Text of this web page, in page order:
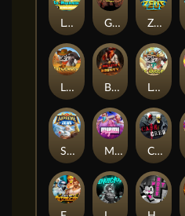
BULLETS AND BOUNTY
LE COWBOY
MIAMI MAYHEM
Supreme Zeus
Ze Zeus
Cash Crew
Le Digger
Gladiator Legends
Le Pharaoh